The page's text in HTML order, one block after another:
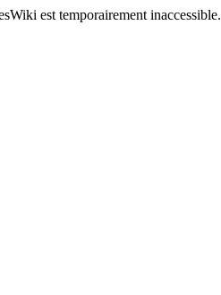
est temporairement inaccessible.